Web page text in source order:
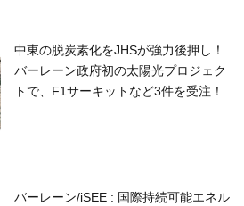
中東の脱炭素化をJHSが強力後押し！
バーレーン政府初の太陽光プロジェク
トで、F1サーキットなど3件を受注！
バーレーン/iSEE : 国際持続可能エネル